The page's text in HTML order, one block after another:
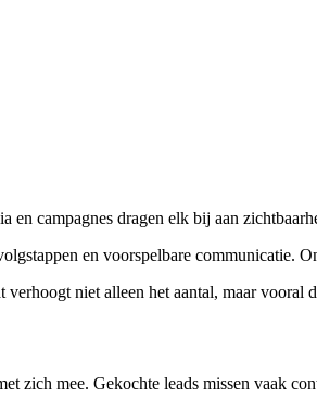
campagnes dragen elk bij aan
en voorspelbare communicatie.
niet alleen het aantal, maar vooral
zich mee. Gekochte leads missen vaak